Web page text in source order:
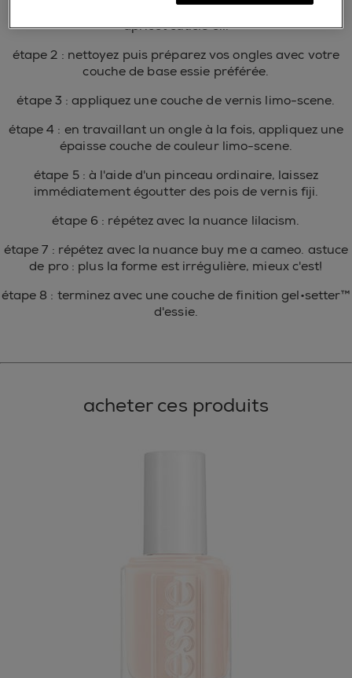
étape 1 : hydratez vos ongles avec l'huile à cuticules
apricot cuticle oil.
étape 2 : nettoyez puis préparez vos ongles avec votre
couche de base essie préférée.
étape 3 : appliquez une couche de vernis limo-scene.
étape 4 : en travaillant un ongle à la fois, appliquez une
épaisse couche de couleur limo-scene.
étape 5 : à l'aide d'un pinceau ordinaire, laissez
immédiatement égoutter des pois de vernis fiji.
étape 6 : répétez avec la nuance lilacism.
étape 7 : répétez avec la nuance buy me a cameo. astuce
de pro : plus la forme est irrégulière, mieux c'est!
étape 8 : terminez avec une couche de finition gel•setter™
d'essie.
acheter ces produits